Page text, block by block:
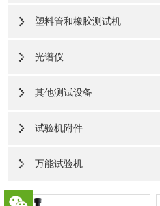
塑料管和橡胶测试机
光谱仪
其他测试设备
试验机附件
万能试验机